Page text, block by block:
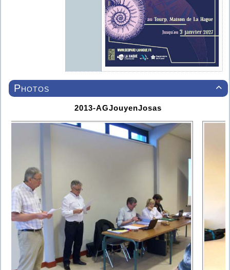

Photos
2013-AGJouyenJosas